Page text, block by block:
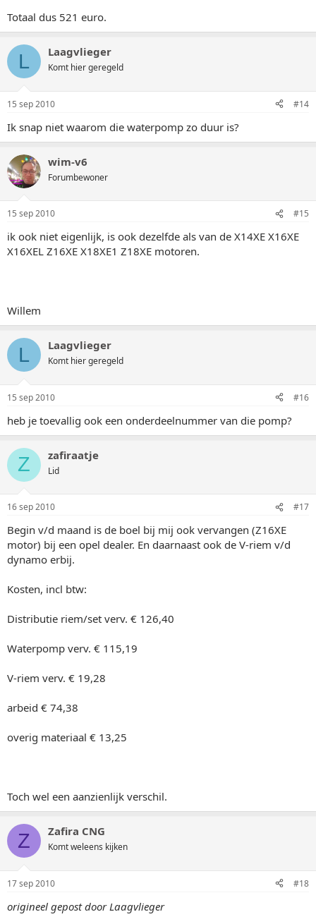
Totaal dus 521 euro.
L Laagvlieger
Komt hier geregeld
15 sep 2010 #14
Ik snap niet waarom die waterpomp zo duur is?
wim-v6
Forumbewoner
15 sep 2010 #15
ik ook niet eigenlijk, is ook dezelfde als van de X14XE X16XE
X16XEL Z16XE X18XE1 Z18XE motoren.
Willem
L Laagvlieger
Komt hier geregeld
15 sep 2010 #16
heb je toevallig ook een onderdeelnummer van die pomp?
Z zafiraatje
Lid
16 sep 2010 #17
Begin v/d maand is de boel bij mij ook vervangen (Z16XE
motor) bij een opel dealer. En daarnaast ook de V-riem v/d
dynamo erbij.
Kosten, incl btw:
Distributie riem/set verv. € 126,40
Waterpomp verv. € 115,19
V-riem verv. € 19,28
arbeid € 74,38
overig materiaal € 13,25
Toch wel een aanzienlijk verschil.
Z Zafira CNG
Komt weleens kijken
17 sep 2010 #18
origineel gepost door Laagvlieger